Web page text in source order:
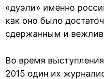
«дуэли» именно
как оно было
сдержанным и
Во время
2015 один их